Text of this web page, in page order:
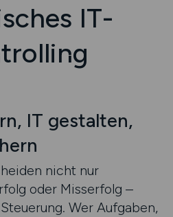
IT-
IT gestalten,
nicht nur
oder Misserfolg –
Wer Aufgaben,